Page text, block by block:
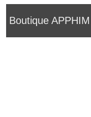
Boutique APPHIM